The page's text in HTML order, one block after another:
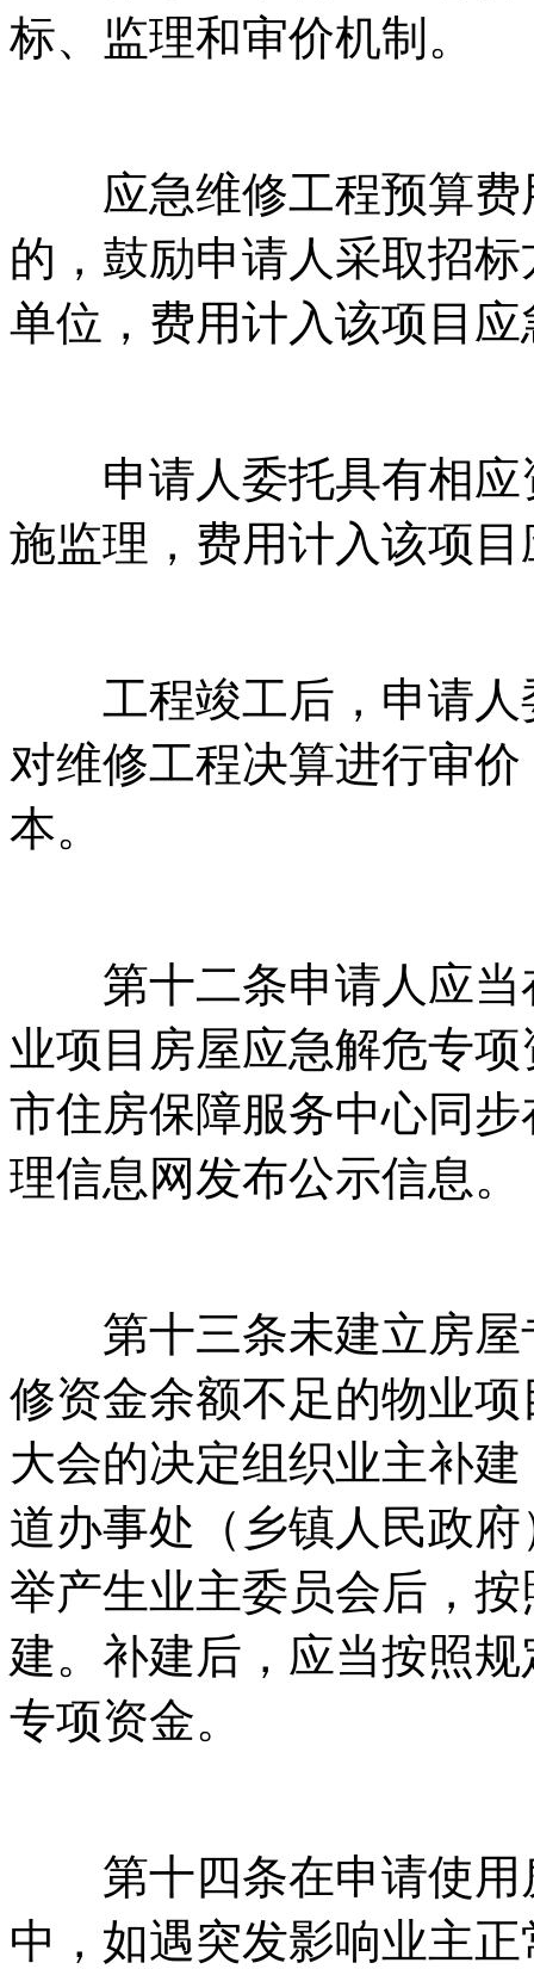
标、监理和审价机制。
应急维修工程预算费
的，鼓励申请人采取
单位，费用计入该项目应
申请人委托具有相应
施监理，费用计入该项目
工程竣工后，申请
对维修工程决算进行审价
本。
第十二条申请人应当
业项目房屋应急解危专项资金
市住房保障服务中心同
理信息网发布公示信息。
第十三条未建立房屋
修资金余额不足的物业项目
大会的决定组织业主补建
道办事处（乡镇人民政府
举产生业主委员会后，
建。补建后，应当
专项资金。
第十四条在申请使用
中，如遇突发影响业主